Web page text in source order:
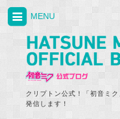
クリプトン公式！「初音ミ
発信します！
MENU